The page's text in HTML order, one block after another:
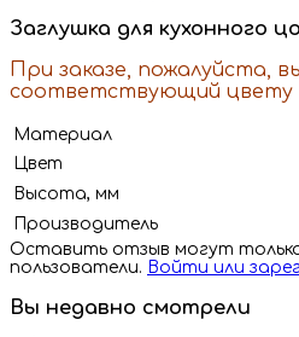
Заглушка для кухонного
При заказе, пожалуйста,
соответствующий цвету
Материал
Цвет
Высота, мм
Производитель
Оставить отзыв могут
пользователи. Войти или
Вы недавно смотрели